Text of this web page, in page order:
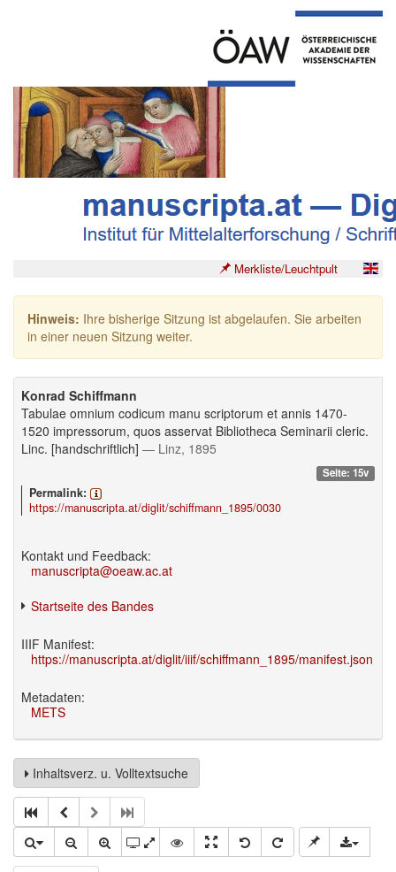
Merkliste/Leuchtpult
Hinweis: Ihre bisherige Sitzung ist abgelaufen. Sie arbeiten
in einer neuen Sitzung weiter.
Konrad Schiffmann
Tabulae omnium codicum manu scriptorum et annis 1470-
1520 impressorum, quos asservat Bibliotheca Seminarii cleric.
Linc. [handschriftlich] — Linz, 1895
Seite: 15v
Permalink:
https://manuscripta.at/diglit/schiffmann_1895/0030
Kontakt und Feedback:
manuscripta@oeaw.ac.at
Startseite des Bandes
IIIF Manifest:
https://manuscripta.at/diglit/iiif/schiffmann_1895/manifest.json
Metadaten:
METS
Inhaltsverz. u. Volltextsuche